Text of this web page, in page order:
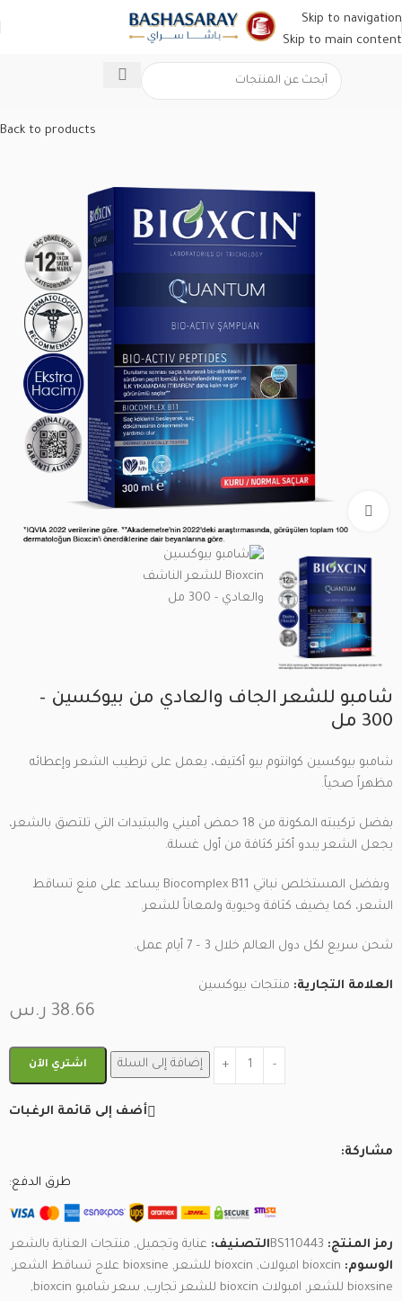
Skip to navigation
Skip to main content
الرئيسية/عناية وتجميل
Back to products
شامبو للشعر الجاف والعادي من بيوكسين –
300 مل
شامبو بيوكسين كوانتوم بيو أكتيف، يعمل على ترطيب الشعر وإعطائه
مظهراً صحياً.
بفضل تركيبته المكونة من 18 حمض أميني والببتيدات التي تلتصق بالشعر،
يجعل الشعر يبدو أكثر كثافة من أول غسلة.
وبفضل المستخلص نباتي Biocomplex B11 يساعد على منع تساقط
الشعر، كما يضيف كثافة وحيوية ولمعاناً للشعر.
شحن سريع لكل دول العالم خلال 3 – 7 أيام عمل.
العلامة التجارية: منتجات بيوكسين
38.66 ر.س
إضافة إلى السلة اشتري الآن
أضف إلى قائمة الرغبات
مشاركة:
طرق الدفع:
رمز المنتج: BS110443التصنيف: عناية وتجميل, منتجات العناية بالشعر
الوسوم: bioxcin امبولات , bioxcin للشعر , bioxsine علاج تساقط الشعر
,
bioxsine للشعر
, امبولات bioxcin للشعر تجارب , سعر شامبو bioxcin
,